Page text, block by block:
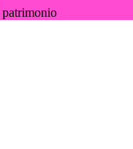
patrimonio